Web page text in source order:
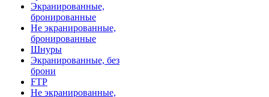
Экранированные,
бронированные
Не экранированные,
бронированные
Шнуры
Экранированные, без
брони
FTP
Не экранированные,